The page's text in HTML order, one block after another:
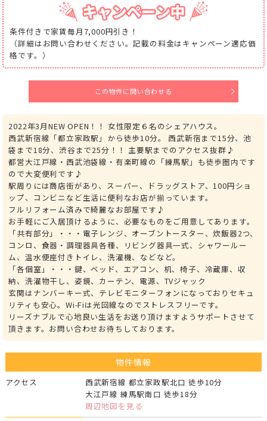
条件付きで家賃毎月7,000円引き！
（詳細はお問い合わせください。記載の料金はキャンペーン適応価
格です。）
この物件に問い合わせる
2022年3月NEW OPEN！！ 女性限定６名のシェアハウス。
西武新宿線「都立家政駅」から徒歩10分。 西武新宿まで15分、池
袋まで18分、渋谷まで25分！！ 主要駅までのアクセス抜群♪
都営大江戸線・西武池袋線・有楽町線の「練馬駅」も徒歩圏内です
ので大変便利です♪
駅周りには商店街があり、スーパー、ドラッグストア、100円ショ
ップ、コンビニなど生活に便利なお店が揃っています。
フルリフォーム済みで綺麗なお部屋です♪
お手軽にご入居頂けるように、必要なものをご用意してあります。
「共有部分」・・・電子レンジ、オーブントースター、炊飯器2つ、
コンロ、食器・調理器具各種、リビング器具一式、シャワールー
ム、温水便座付きトイレ、洗濯機、などなど。
「各個室」・・・鍵、ベッド、エアコン、机、椅子、冷蔵庫、収
納、洗濯物干し、姿鏡、カーテン、電源、TVジャック
玄関はナンバーキー式、テレビモニターフォンになっておりセキュ
リティも安心。Wi-Fiは光回線なのでストレスフリーです。
リーズナブルで心地良い生活をお送り頂けますようサポートさせて
頂きます。お問い合わせお待ちしております。
物件情報
アクセス
西武新宿線 都立家政駅北口 徒歩10分
大江戸線 練馬駅南口 徒歩18分
周辺地図を見る